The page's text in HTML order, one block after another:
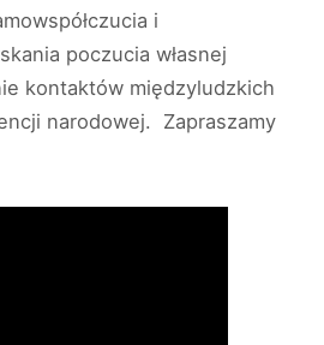
i
poczucia własnej
kontaktów międzyludzkich
narodowej. Zapraszamy